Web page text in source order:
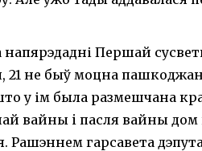
напярэдадні Першай
21 не быў моцна
у ім была размешчана
вайны i пасля вайны дом
гарсавета